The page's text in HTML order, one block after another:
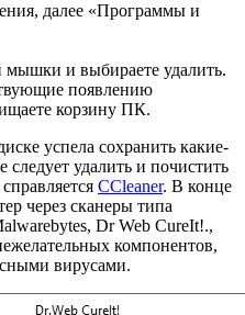
далее «Программы и
мышки и выбираете удалить.
появлению
корзину ПК.
успела сохранить какие-
удалить и почистить
CCleaner. В конце
через сканеры типа
Dr Web CureIt!.,
компонентов,
вирусами.